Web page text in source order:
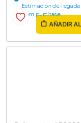
Estimación de llegada
from purchase
AÑADIR